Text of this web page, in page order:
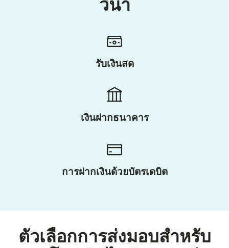
วีนา
รับเงินสด
เงินฝากธนาคาร
การฝากเงินด้วยบัตรเดบิต
ตัวเลือกการส่งมอบสำหรับ